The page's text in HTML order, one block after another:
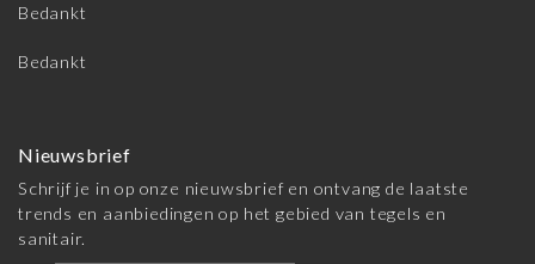
Bedankt
Bedankt
Nieuwsbrief
Schrijf je in op onze nieuwsbrief en ontvang de laatste
trends en aanbiedingen op het gebied van tegels en
sanitair.